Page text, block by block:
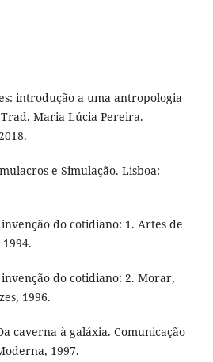
introdução a uma antropologia
Maria Lúcia Pereira.
e Simulação. Lisboa:
do cotidiano: 1. Artes de
invenção do cotidiano: 2. Morar,
1996.
caverna à galáxia. Comunicação
1997.